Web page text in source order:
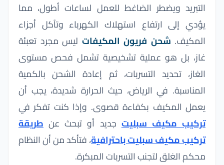
التبريد ويضطر الضاغط للعمل لساعات أطول، مما
يؤدي إلى ارتفاع استهلاك الكهرباء وتآكل أجزاء
المكيف. شحن فريون المكيفات ليس مجرد تعبئة
غاز، بل هو عملية تشخيصية تشمل فحص مستوى
الغاز، تحديد التسربات، ثم إعادة الشحن بالكمية
المناسبة. في الرياض، حيث الحرارة شديدة، يجب أن
يعمل المكيف بكفاءة قصوى. وإذا كنت تفكر في
تركيب مكيف سبليتجديد أو تبحث عن طريقة
تركيب مكيف سبليت باحترافية، فتأكد من أن النظام
محكم الغلق لتجنب التسربات المبكرة.